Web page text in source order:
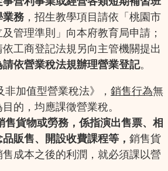
業務 ，招生教學項目請依「桃園市
管理準則」向本府教育局申請；
工商登記法規另向主管機關提出
請依營業稅法規辦理營業登記。
加值型營業稅法》， 銷售行為無
的，均應課徵營業稅。
售貨物或勞務，係指演出售票、相
販售、開設收費課程等， 銷售貨
成本之後的利潤，就必須課以營